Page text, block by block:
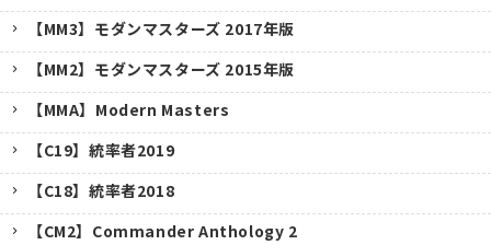
【MM3】モダンマスターズ 2017年版
【MM2】モダンマスターズ 2015年版
【MMA】Modern Masters
【C19】統率者2019
【C18】統率者2018
【CM2】Commander Anthology 2